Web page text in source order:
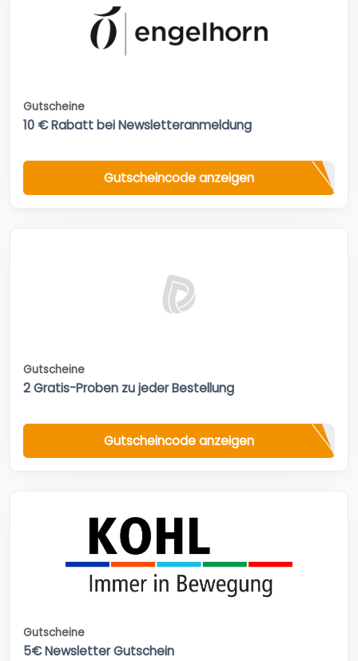
Gutscheine
10 € Rabatt bei Newsletteranmeldung
Gutscheincode anzeigen
Gutscheine
2 Gratis-Proben zu jeder Bestellung
Gutscheincode anzeigen
Gutscheine
5€ Newsletter Gutschein